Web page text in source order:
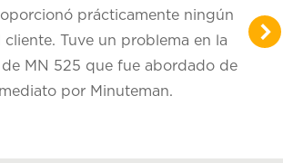
prácticamente ningún
cliente. Tuve un problema en la
MN 525 que fue abordado de
por Minuteman.